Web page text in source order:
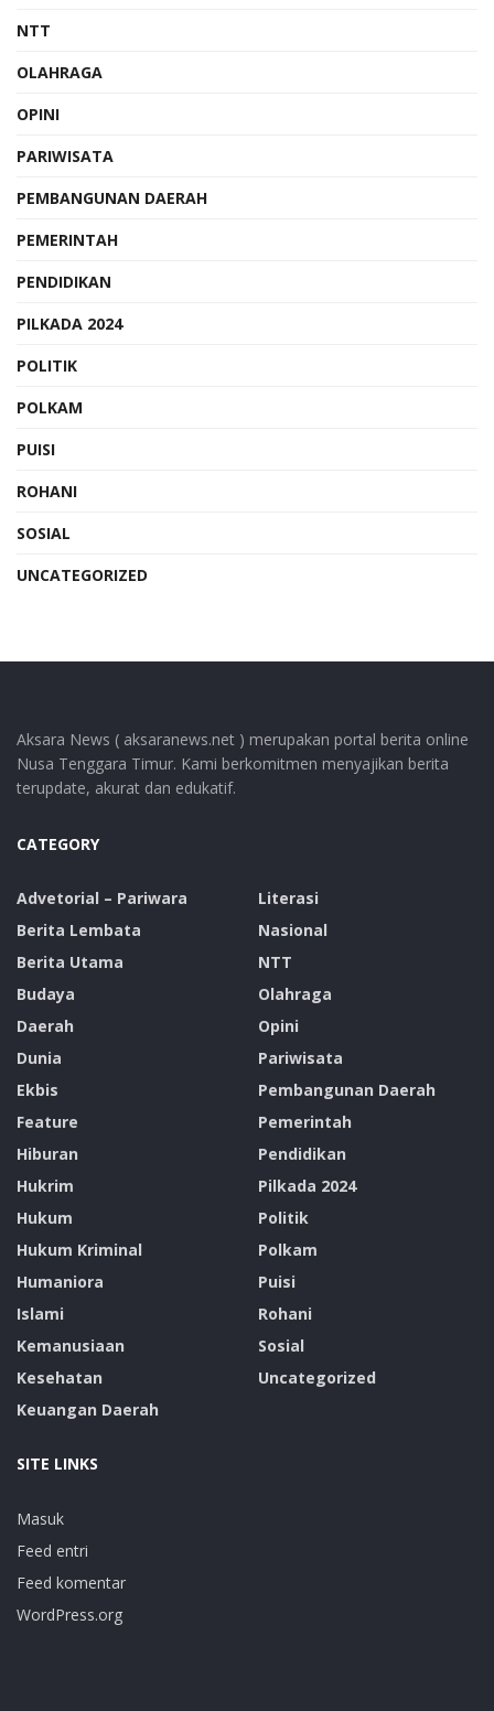
NTT
OLAHRAGA
OPINI
PARIWISATA
PEMBANGUNAN DAERAH
PEMERINTAH
PENDIDIKAN
PILKADA 2024
POLITIK
POLKAM
PUISI
ROHANI
SOSIAL
UNCATEGORIZED
Aksara News ( aksaranews.net ) merupakan portal berita online
Nusa Tenggara Timur. Kami berkomitmen menyajikan berita
terupdate, akurat dan edukatif.
CATEGORY
Advetorial – Pariwara
Berita Lembata
Berita Utama
Budaya
Daerah
Dunia
Ekbis
Feature
Hiburan
Hukrim
Hukum
Hukum Kriminal
Humaniora
Islami
Kemanusiaan
Kesehatan
Keuangan Daerah
Literasi
Nasional
NTT
Olahraga
Opini
Pariwisata
Pembangunan Daerah
Pemerintah
Pendidikan
Pilkada 2024
Politik
Polkam
Puisi
Rohani
Sosial
Uncategorized
SITE LINKS
Masuk
Feed entri
Feed komentar
WordPress.org